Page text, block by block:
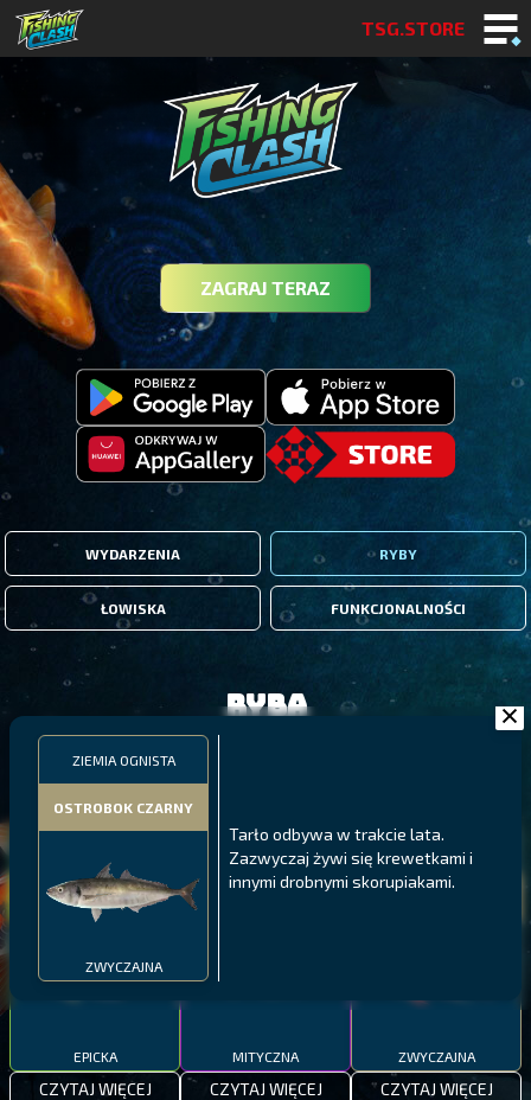
TSG.STORE
ZAGRAJ TERAZ
WYDARZENIA RYBY
ŁOWISKA FUNKCJONALNOŚCI
ZIEMIA OGNISTA
OSTROBOK CZARNY
ZWYCZAJNA
Tarło odbywa w trakcie lata.
Zazwyczaj żywi się krewetkami i
innymi drobnymi skorupiakami.
Ryba
PYSZCZAK ZACHODNI
EPICKA
CZYTAJ WIĘCEJ
PÓŁNOCNE FIORDY
MITYCZNA
CZYTAJ WIĘCEJ
WYSPY GALAPAGOS
BODIAN
ZWYCZAJNA
CZYTAJ WIĘCEJ